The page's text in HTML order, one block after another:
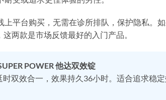
上平台购买，无需在诊所排队，保护隐私。
两款是市场反馈最好的入门产品。
POWER 他达双效锭
双效合一，效果持久36小时。适合追求稳定